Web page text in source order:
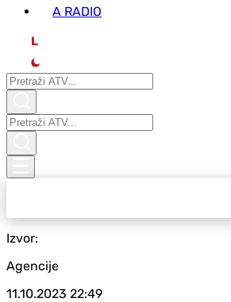
A RADIO
L
Izvor:
Agencije
11.10.2023 22:49